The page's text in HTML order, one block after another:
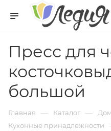
Пресс для
большой
Главная — Каталог — Дом
Кухонные принадлежности